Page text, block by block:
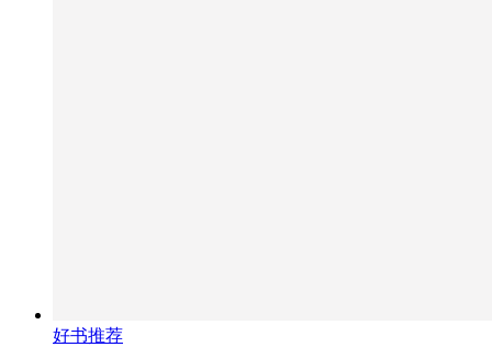
好书推荐